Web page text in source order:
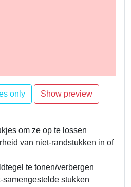
om ze op te lossen
van niet-randstukken in of
te tonen/verbergen
samengestelde stukken